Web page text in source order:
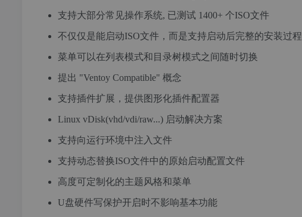
支持大部分常见操作系统, 已测试 1400+ 个ISO文件
不仅仅是能启动ISO文件，而是支持启动后完整的安装过程
菜单可以在列表模式和目录树模式之间随时切换
提出 "Ventoy Compatible" 概念
支持插件扩展，提供图形化插件配置器
Linux vDisk(vhd/vdi/raw...) 启动解决方案
支持向运行环境中注入文件
支持动态替换ISO文件中的原始启动配置文件
高度可定制化的主题风格和菜单
U盘硬件写保护开启时不影响基本功能